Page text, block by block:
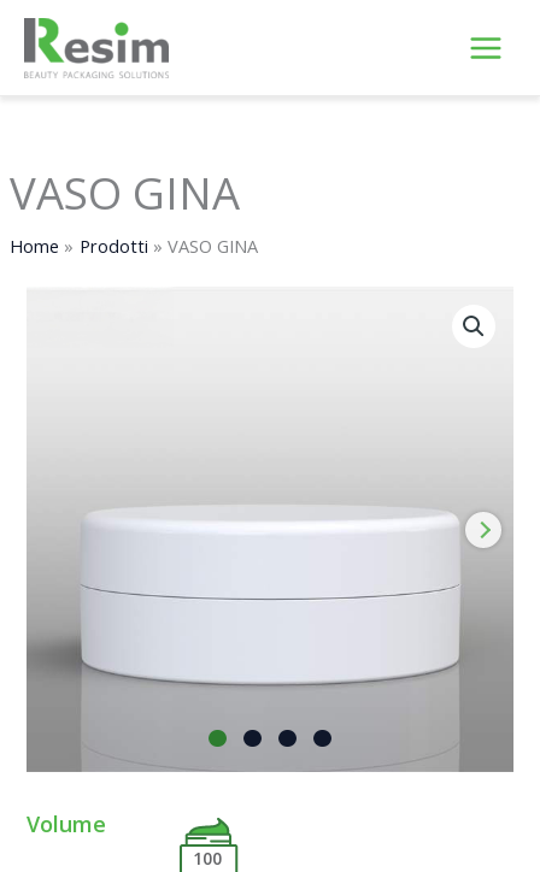
contenuto
VASO GINA
Home Prodotti VASO GINA
Volume
100